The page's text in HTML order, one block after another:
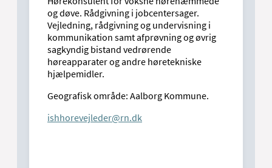
og døve. Rådgivning i jobcentersager.
Vejledning, rådgivning og undervisning i
kommunikation samt afprøvning og øvrig
sagkyndig bistand vedrørende
høreapparater og andre høretekniske
hjælpemidler.
Geografisk område: Aalborg Kommune.
ishhorevejleder@rn.dk